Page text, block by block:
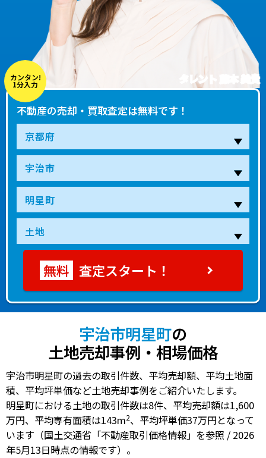
タレント 藤本 美貴
カンタン!
1分入力
不動産の売却・買取査定は無料です！
査定スタート！
宇治市明星町の
土地売却事例・相場価格
宇治市明星町の過去の取引件数、平均売却額、平均土地面
積、平均坪単価など土地売却事例をご紹介いたします。
明星町における土地の取引件数は8件、 平均売却額は1,600
万円、 平均専有面積は143m2、 平均坪単価37万円となって
います（国土交通省「不動産取引価格情報」を参照 / 2026
年5月13日時点の情報です）。